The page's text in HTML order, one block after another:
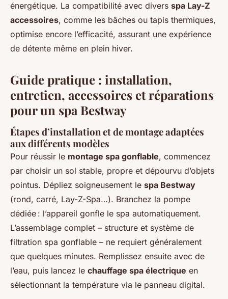
énergétique. La compatibilité avec divers spa Lay-Z
accessoires, comme les bâches ou tapis thermiques,
optimise encore l’efficacité, assurant une expérience
de détente même en plein hiver.
Guide pratique : installation,
entretien, accessoires et réparations
pour un spa Bestway
Étapes d’installation et de montage adaptées
aux différents modèles
Pour réussir le montage spa gonflable, commencez
par choisir un sol stable, propre et dépourvu d’objets
pointus. Dépliez soigneusement le spa Bestway
(rond, carré, Lay-Z-Spa…). Branchez la pompe
dédiée : l’appareil gonfle le spa automatiquement.
L’assemblage complet – structure et système de
filtration spa gonflable – ne requiert généralement
que quelques minutes. Remplissez ensuite avec de
l’eau, puis lancez le chauffage spa électrique en
sélectionnant la température via le panneau digital.